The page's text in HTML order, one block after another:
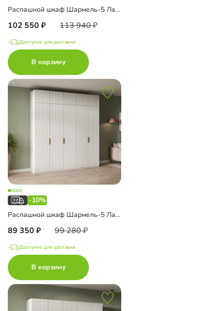
Распашной шкаф Шармель-5 Лайф с ящиками и антресолью
102 550 113 940
Доступно для доставки
В корзину
-10%
Распашной шкаф Шармель-5 Лайф с антресолью
89 350 99 280
Доступно для доставки
В корзину